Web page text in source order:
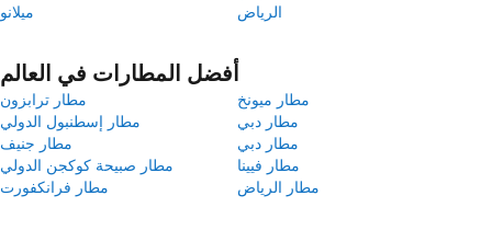
ميلانو
الرياض
أفضل المطارات في العالم
مطار ترابزون
مطار ميونخ
مطار إسطنبول الدولي
مطار دبي
مطار جنيف
مطار دبي
مطار صبيحة كوكجن الدولي
مطار فيينا
مطار فرانكفورت
مطار الرياض